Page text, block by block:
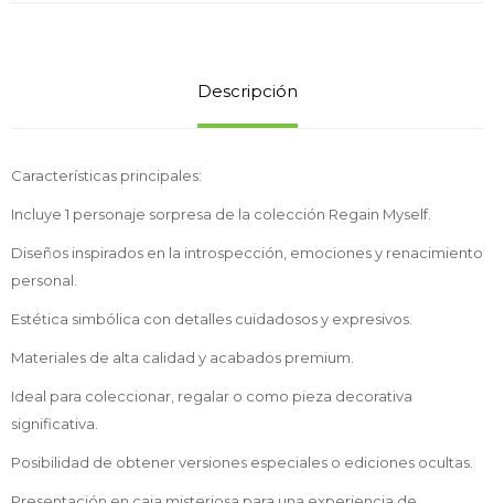
Descripción
Características principales:
Incluye 1 personaje sorpresa de la colección Regain Myself.
Diseños inspirados en la introspección, emociones y renacimiento
personal.
Estética simbólica con detalles cuidadosos y expresivos.
Materiales de alta calidad y acabados premium.
Ideal para coleccionar, regalar o como pieza decorativa
significativa.
Posibilidad de obtener versiones especiales o ediciones ocultas.